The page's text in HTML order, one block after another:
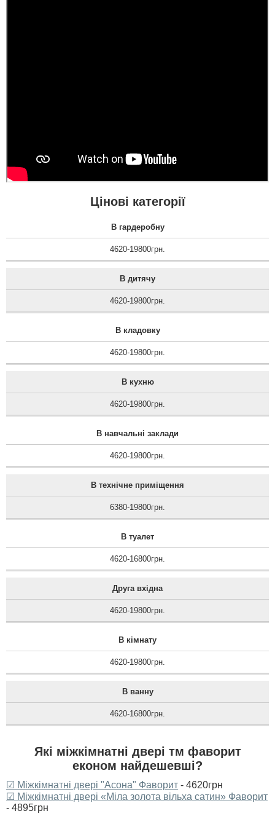
замовлення та
Цінові категорії
В гардеробну
4620-19800грн.
В дитячу
4620-19800грн.
В кладовку
4620-19800грн.
В кухню
4620-19800грн.
В навчальні заклади
4620-19800грн.
В технічне приміщення
6380-19800грн.
В туалет
4620-16800грн.
Друга вхідна
4620-19800грн.
В кімнату
4620-19800грн.
В ванну
4620-16800грн.
Які міжкімнатні двері тм фаворит
економ найдешевші?
☑ Міжкімнатні двері "Асона" Фаворит - 4620грн
☑ Міжкімнатні двері «Міла золота вільха сатин» Фаворит
- 4895грн